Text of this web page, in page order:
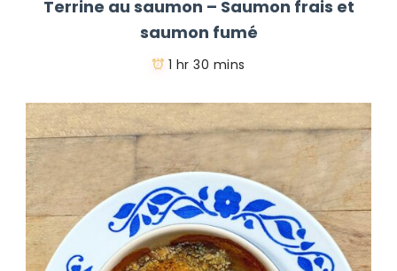
Terrine au saumon – Saumon frais et
saumon fumé
1 hr 30 mins